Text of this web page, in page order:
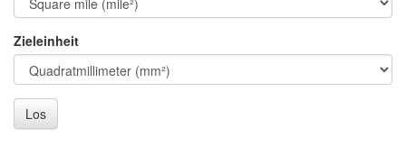
Zieleinheit
Los